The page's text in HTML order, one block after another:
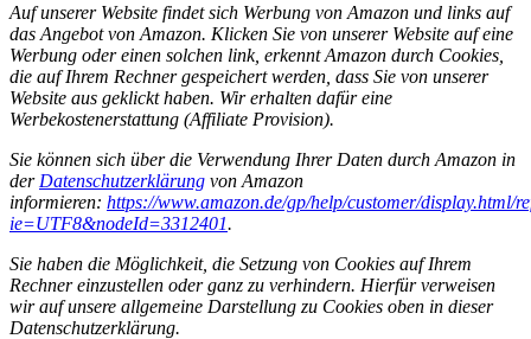
Auf unserer Website findet sich Werbung von Amazon und links auf
das Angebot von Amazon. Klicken Sie von unserer Website auf eine
Werbung oder einen solchen link, erkennt Amazon durch Cookies,
die auf Ihrem Rechner gespeichert werden, dass Sie von unserer
Website aus geklickt haben. Wir erhalten dafür eine
Werbekostenerstattung (Affiliate Provision).
Sie können sich über die Verwendung Ihrer Daten durch Amazon in
der Datenschutzerklärung von Amazon
informieren: https://www.amazon.de/gp/help/customer/display.html/
ie=UTF8&nodeId=3312401.
Sie haben die Möglichkeit, die Setzung von Cookies auf Ihrem
Rechner einzustellen oder ganz zu verhindern. Hierfür verweisen
wir auf unsere allgemeine Darstellung zu Cookies oben in dieser
Datenschutzerklärung.